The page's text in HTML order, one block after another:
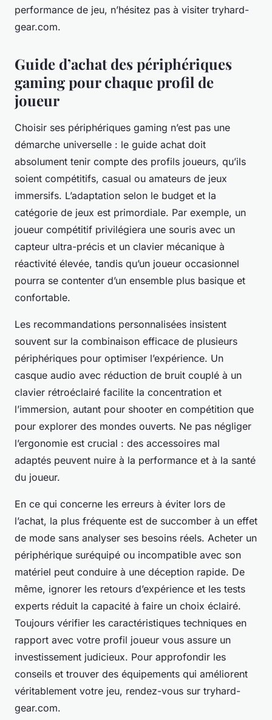
performance de jeu, n’hésitez pas à visiter tryhard-
gear.com.
Guide d’achat des périphériques
gaming pour chaque profil de
joueur
Choisir ses périphériques gaming n’est pas une
démarche universelle : le guide achat doit
absolument tenir compte des profils joueurs, qu’ils
soient compétitifs, casual ou amateurs de jeux
immersifs. L’adaptation selon le budget et la
catégorie de jeux est primordiale. Par exemple, un
joueur compétitif privilégiera une souris avec un
capteur ultra-précis et un clavier mécanique à
réactivité élevée, tandis qu’un joueur occasionnel
pourra se contenter d’un ensemble plus basique et
confortable.
Les recommandations personnalisées insistent
souvent sur la combinaison efficace de plusieurs
périphériques pour optimiser l’expérience. Un
casque audio avec réduction de bruit couplé à un
clavier rétroéclairé facilite la concentration et
l’immersion, autant pour shooter en compétition que
pour explorer des mondes ouverts. Ne pas négliger
l’ergonomie est crucial : des accessoires mal
adaptés peuvent nuire à la performance et à la santé
du joueur.
En ce qui concerne les erreurs à éviter lors de
l’achat, la plus fréquente est de succomber à un effet
de mode sans analyser ses besoins réels. Acheter un
périphérique suréquipé ou incompatible avec son
matériel peut conduire à une déception rapide. De
même, ignorer les retours d’expérience et les tests
experts réduit la capacité à faire un choix éclairé.
Toujours vérifier les caractéristiques techniques en
rapport avec votre profil joueur vous assure un
investissement judicieux. Pour approfondir les
conseils et trouver des équipements qui améliorent
véritablement votre jeu, rendez-vous sur tryhard-
gear.com.